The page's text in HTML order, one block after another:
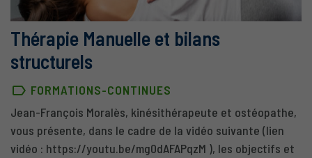
Thérapie Manuelle et bilans
structurels
label_outline FORMATIONS-CONTINUES
Jean-François Moralès, kinésithérapeute et ostéopathe,
vous présente, dans le cadre de la vidéo suivante (lien
vidéo : https://youtu.be/mg0dAFAPqzM ), les objectifs et